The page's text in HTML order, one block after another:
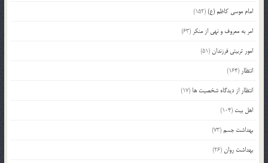
امام موسی کاظم (ع)(152)
امر به معروف و نهی از منکر (63)
امور تربیتی فرزندان (51)
انتظار (164)
انتظار از دیدگاه شخصیت ها (17)
اهل بیت (104)
بهداشت جسم(73)
بهداشت روان (26)